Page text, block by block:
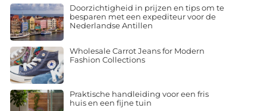
Doorzichtigheid in prijzen en tips om te
besparen met een expediteur voor de
Nederlandse Antillen
Wholesale Carrot Jeans for Modern
Fashion Collections
Praktische handleiding voor een fris
huis en een fijne tuin